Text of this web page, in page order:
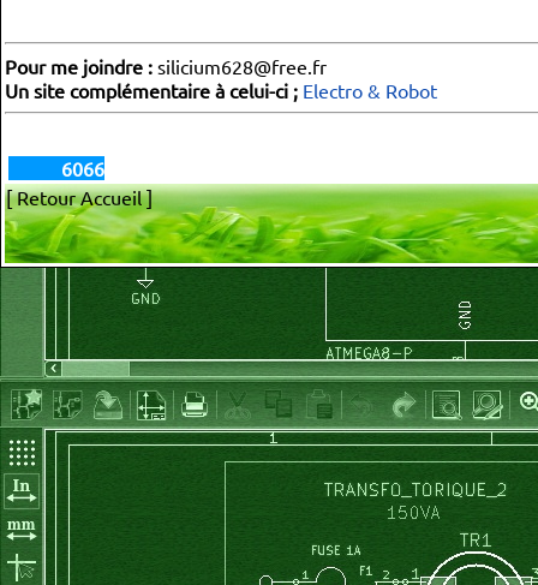
Pour me joindre : silicium628@free.fr
Un site complémentaire à celui-ci ; Electro & Robot
6066
[ Retour Accueil ]